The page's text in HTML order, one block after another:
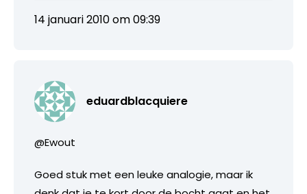
14 januari 2010 om 09:39
eduardblacquiere
@Ewout
Goed stuk met een leuke analogie, maar ik